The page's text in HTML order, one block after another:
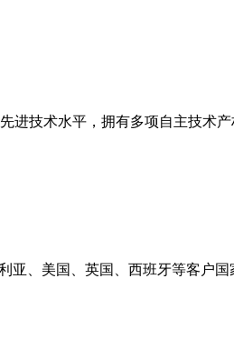
进技术水平，拥有多项自主技术
亚、美国、英国、西班牙等客户